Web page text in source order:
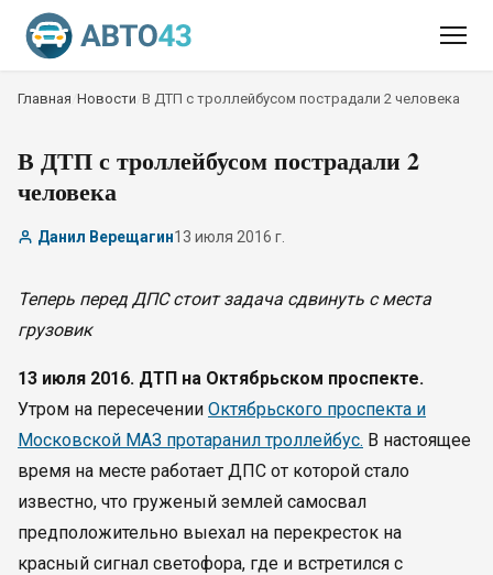
Главная Новости В ДТП с троллейбусом пострадали 2 человека
В ДТП с троллейбусом пострадали 2
человека
Данил Верещагин13 июля 2016 г.
Теперь перед ДПС стоит задача сдвинуть с места
грузовик
13 июля 2016. ДТП на Октябрьском проспекте.
Утром на пересечении Октябрьского проспекта и
Московской МАЗ протаранил троллейбус. В настоящее
время на месте работает ДПС от которой стало
известно, что груженый землей самосвал
предположительно выехал на перекресток на
красный сигнал светофора, где и встретился с